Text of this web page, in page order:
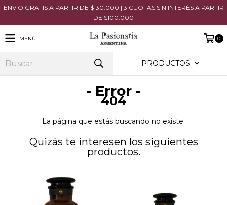
ENVÍO GRATIS A PARTIR DE $130.000 | 3 CUOTAS SIN INTERÉS A PARTIR
DE $100.000
MENÚ 0
PRODUCTOS
- Error -
404
La página que estás buscando no existe.
Quizás te interesen los siguientes
productos.